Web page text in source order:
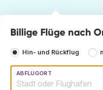
Billige Flüge nach
Hin- und Rückflug
ABFLUGORT